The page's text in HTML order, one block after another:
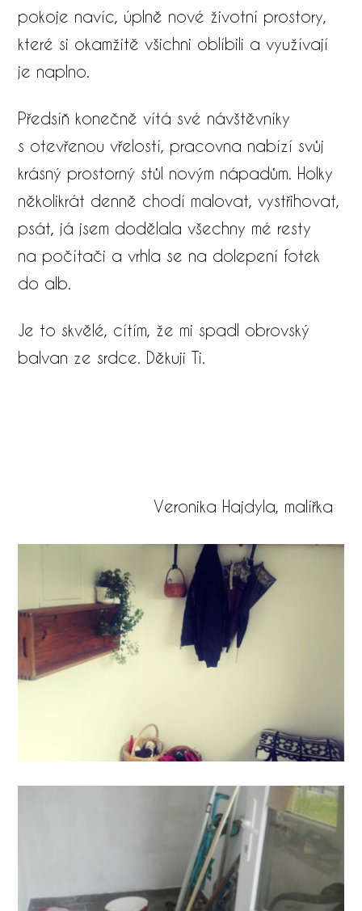
pokoje navíc, úplně nové životní prostory,
které si okamžitě všichni oblíbili a využívají
je naplno.​
Předsíň konečně vítá své návštěvníky
s otevřenou vřelostí, pracovna nabízí svůj
krásný prostorný stůl novým nápadům. Holky
několikrát denně chodí malovat, vystřihovat,
psát, já jsem dodělala všechny mé resty
na počítači a vrhla se na dolepení fotek
do alb.
Je to skvělé, cítím, že mi spadl obrovský
balvan ze srdce. Děkuji Ti.
Veronika Hajdyla, malířka